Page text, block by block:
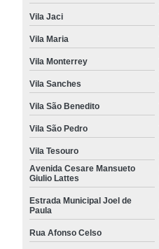
Vila Jaci
Vila Maria
Vila Monterrey
Vila Sanches
Vila São Benedito
Vila São Pedro
Vila Tesouro
Avenida Cesare Mansueto
Giulio Lattes
Estrada Municipal Joel de
Paula
Rua Afonso Celso